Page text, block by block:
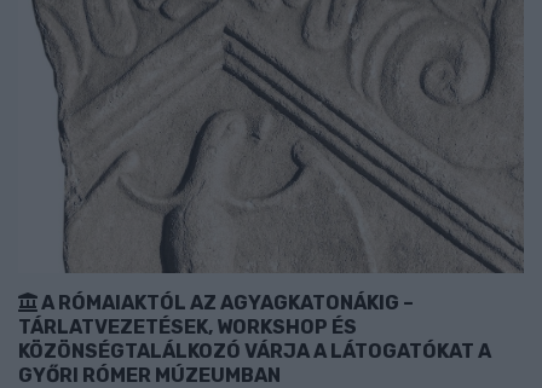
A RÓMAIAKTÓL AZ AGYAGKATONÁKIG –
TÁRLATVEZETÉSEK, WORKSHOP ÉS
KÖZÖNSÉGTALÁLKOZÓ VÁRJA A LÁTOGATÓKAT A
GYŐRI RÓMER MÚZEUMBAN